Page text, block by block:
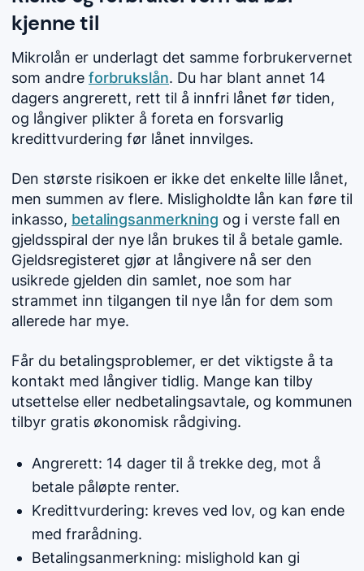
kjenne til
Mikrolån er underlagt det samme forbrukervernet
som andre forbrukslån. Du har blant annet 14
dagers angrerett, rett til å innfri lånet før tiden,
og långiver plikter å foreta en forsvarlig
kredittvurdering før lånet innvilges.
Den største risikoen er ikke det enkelte lille lånet,
men summen av flere. Misligholdte lån kan føre til
inkasso, betalingsanmerkning og i verste fall en
gjeldsspiral der nye lån brukes til å betale gamle.
Gjeldsregisteret gjør at långivere nå ser den
usikrede gjelden din samlet, noe som har
strammet inn tilgangen til nye lån for dem som
allerede har mye.
Får du betalingsproblemer, er det viktigste å ta
kontakt med långiver tidlig. Mange kan tilby
utsettelse eller nedbetalingsavtale, og kommunen
tilbyr gratis økonomisk rådgiving.
Angrerett: 14 dager til å trekke deg, mot å
betale påløpte renter.
Kredittvurdering: kreves ved lov, og kan ende
med frarådning.
Betalingsanmerkning: mislighold kan gi